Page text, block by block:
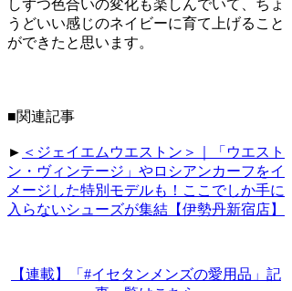
しずつ色合いの変化も楽しんでいて、ちょ
うどいい感じのネイビーに育て上げること
ができたと思います。
■関連記事
► ＜ジェイエムウエストン＞｜「ウエスト
ン・ヴィンテージ」やロシアンカーフをイ
メージした特別モデルも！ここでしか手に
入らないシューズが集結【伊勢丹新宿店】
【連載】「#イセタンメンズの愛用品」記